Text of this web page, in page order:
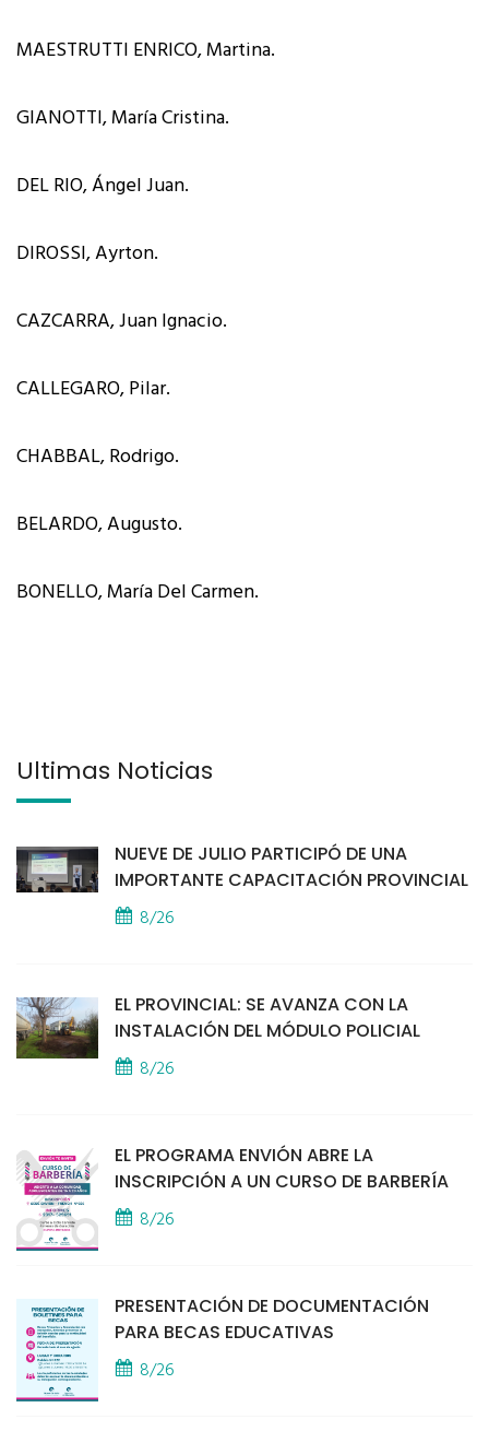
MAESTRUTTI ENRICO, Martina.
GIANOTTI, María Cristina.
DEL RIO, Ángel Juan.
DIROSSI, Ayrton.
CAZCARRA, Juan Ignacio.
CALLEGARO, Pilar.
CHABBAL, Rodrigo.
BELARDO, Augusto.
BONELLO, María Del Carmen.
Últimas Noticias
NUEVE DE JULIO PARTICIPÓ DE UNA
IMPORTANTE CAPACITACIÓN PROVINCIAL
8/26
EL PROVINCIAL: SE AVANZA CON LA
INSTALACIÓN DEL MÓDULO POLICIAL
8/26
EL PROGRAMA ENVIÓN ABRE LA
INSCRIPCIÓN A UN CURSO DE BARBERÍA
8/26
PRESENTACIÓN DE DOCUMENTACIÓN
PARA BECAS EDUCATIVAS
8/26